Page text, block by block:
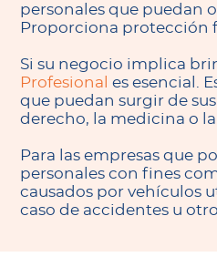
personales que puedan
Proporciona protección
Si su negocio implica
Profesional es esencial.
que puedan surgir de
derecho, la medicina o
Para las empresas que
personales con fines
causados por vehículos
caso de accidentes u